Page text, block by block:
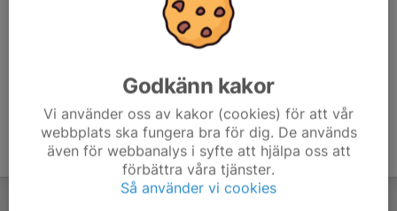
073-0806063 för att kolla lediga tider.
Godkänn kakor
Vi använder oss av kakor (cookies) för att vår
webbplats ska fungera bra för dig. De används
även för webbanalys i syfte att hjälpa oss att
förbättra våra tjänster.
Så använder vi cookies